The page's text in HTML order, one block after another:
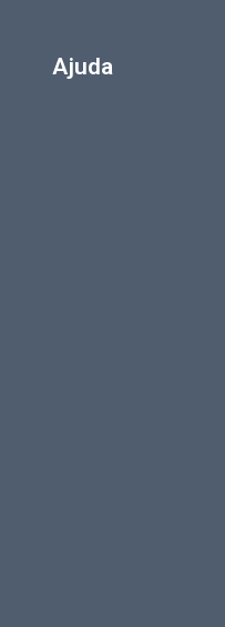
Ajuda